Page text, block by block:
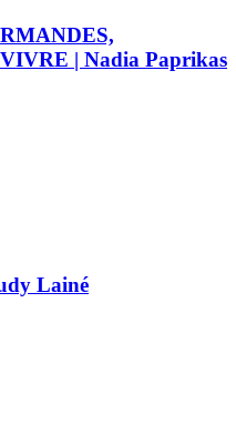
| Nadia Paprikas
Lainé